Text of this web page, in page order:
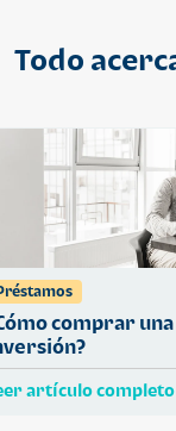
Todo
comprar
artículo completo